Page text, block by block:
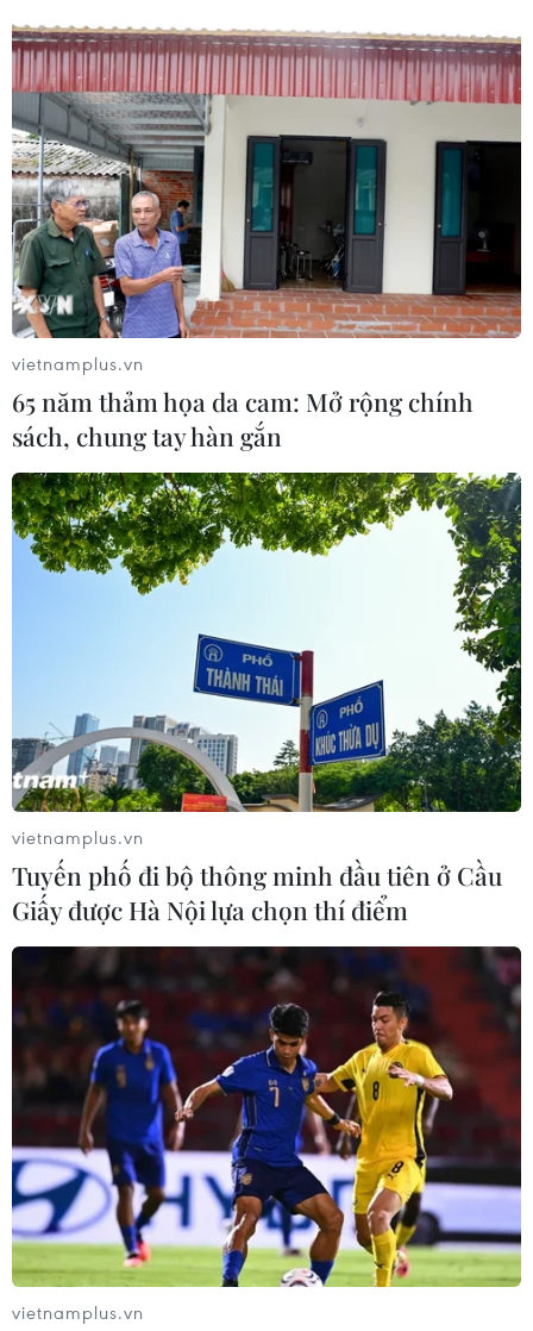
vietnamplus.vn
65 năm thảm họa da cam: Mở rộng chính
sách, chung tay hàn gắn
vietnamplus.vn
Tuyến phố đi bộ thông minh đầu tiên ở Cầu
Giấy được Hà Nội lựa chọn thí điểm
vietnamplus.vn